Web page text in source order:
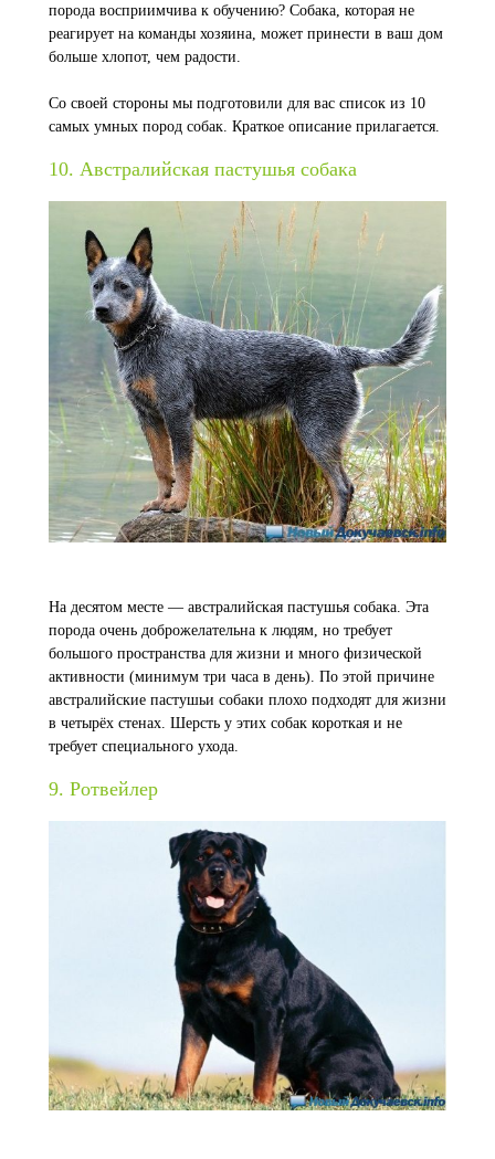
порода восприимчива к обучению? Собака, которая не
реагирует на команды хозяина, может принести в ваш дом
больше хлопот, чем радости.
Со своей стороны мы подготовили для вас список из 10
самых умных пород собак. Краткое описание прилагается.
10. Австралийская пастушья собака
На десятом месте — австралийская пастушья собака. Эта
порода очень доброжелательна к людям, но требует
большого пространства для жизни и много физической
активности (минимум три часа в день). По этой причине
австралийские пастушьи собаки плохо подходят для жизни
в четырёх стенах. Шерсть у этих собак короткая и не
требует специального ухода.
9. Ротвейлер